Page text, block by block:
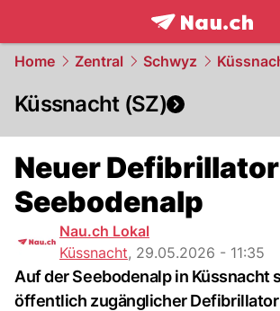
frontpage.
Home Zentral Schwyz
Küssnacht (SZ)
Neuer
Seebodenalp
Nau.ch Lokal
Küssnacht, 29.05.2026 - 11:35
Auf der Seebodenalp in Küssnacht
öffentlich zugänglicher